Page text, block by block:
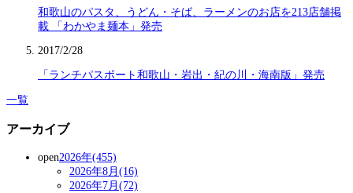
和歌山のパスタ、うどん・そば、ラーメンのお店を213店舗掲
載 「わかやま麺本」発売
2017/2/28
「ランチパスポート和歌山・岩出・紀の川・海南版」発売
一覧
アーカイブ
open2026年(455)
2026年8月(16)
2026年7月(72)